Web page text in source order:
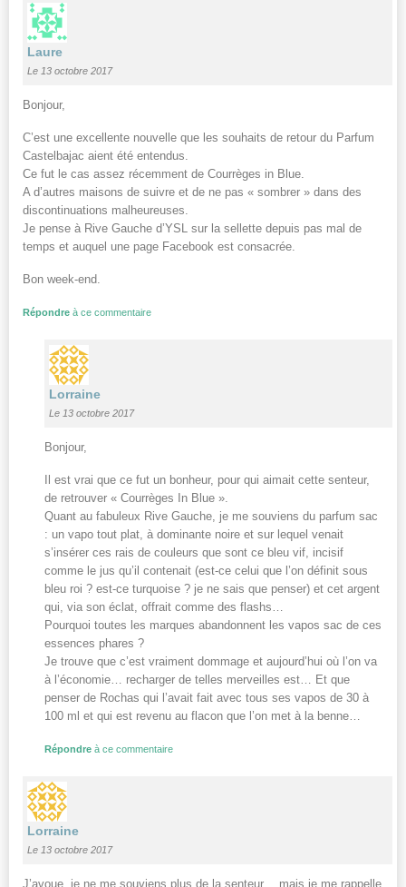
Laure
Le 13 octobre 2017
Bonjour,
C’est une excellente nouvelle que les souhaits de retour du Parfum
Castelbajac aient été entendus.
Ce fut le cas assez récemment de Courrèges in Blue.
A d’autres maisons de suivre et de ne pas « sombrer » dans des
discontinuations malheureuses.
Je pense à Rive Gauche d’YSL sur la sellette depuis pas mal de
temps et auquel une page Facebook est consacrée.
Bon week-end.
Répondre à ce commentaire
Lorraine
Le 13 octobre 2017
Bonjour,
Il est vrai que ce fut un bonheur, pour qui aimait cette senteur,
de retrouver « Courrèges In Blue ».
Quant au fabuleux Rive Gauche, je me souviens du parfum sac
: un vapo tout plat, à dominante noire et sur lequel venait
s’insérer ces rais de couleurs que sont ce bleu vif, incisif
comme le jus qu’il contenait (est-ce celui que l’on définit sous
bleu roi ? est-ce turquoise ? je ne sais que penser) et cet argent
qui, via son éclat, offrait comme des flashs…
Pourquoi toutes les marques abandonnent les vapos sac de ces
essences phares ?
Je trouve que c’est vraiment dommage et aujourd’hui où l’on va
à l’économie… recharger de telles merveilles est… Et que
penser de Rochas qui l’avait fait avec tous ses vapos de 30 à
100 ml et qui est revenu au flacon que l’on met à la benne…
Répondre à ce commentaire
Lorraine
Le 13 octobre 2017
J’avoue, je ne me souviens plus de la senteur… mais je me rappelle